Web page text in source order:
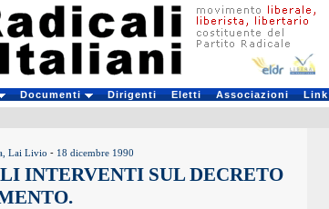
Documenti Dirigenti Eletti Associazioni Link
Lai Livio - 18 dicembre 1990
INTERVENTI SUL DECRETO